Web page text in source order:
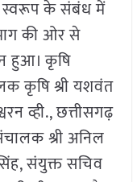
स्वरूप के संबंध में
की ओर से
हुआ। कृषि
कृषि श्री यशवंत
व्ही.,छत्तीसगढ़
श्री अनिल
,संयुक्त सचिव